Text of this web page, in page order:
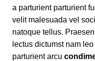
a parturient parturient
velit malesuada vel
natoque tellus.
lectus dictumst nam
parturient arcu